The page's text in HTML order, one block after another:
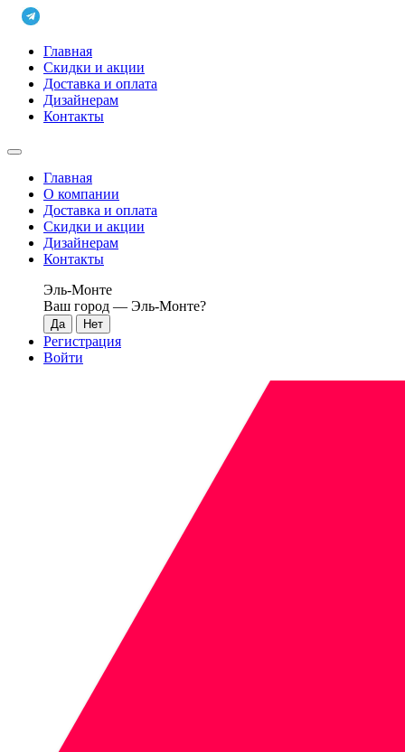
Главная
Скидки и акции
Доставка и оплата
Дизайнерам
Контакты
Главная
О компании
Доставка и оплата
Скидки и акции
Дизайнерам
Контакты
Эль-Монте
Ваш город — Эль-Монте?
Регистрация
Войти